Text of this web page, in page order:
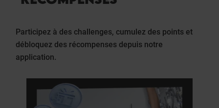
Participez à des challenges, cumulez des points et
débloquez des récompenses depuis notre
application.